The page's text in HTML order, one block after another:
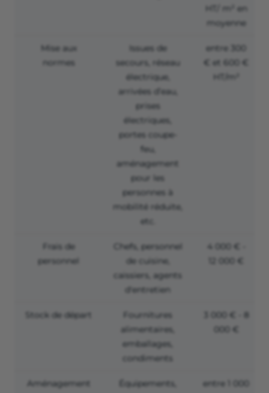
HT/ m² en
moyenne
Mise aux
normes
Issues de
secours, réseau
électrique,
arrivées d’eau,
prises
électriques,
portes coupe-
feu,
aménagement
pour les
personnes à
mobilité réduite,
etc.
entre 300
€ et 600 €
HT/m²
Frais de
personnel
Chefs, personnel
de cuisine,
caissiers, agents
d'entretien
4 000 € -
12 000 €
Stock de départ
Fournitures
alimentaires,
emballages,
condiments
3 000 € - 8
000 €
Aménagement
Équipements,
entre 1 000